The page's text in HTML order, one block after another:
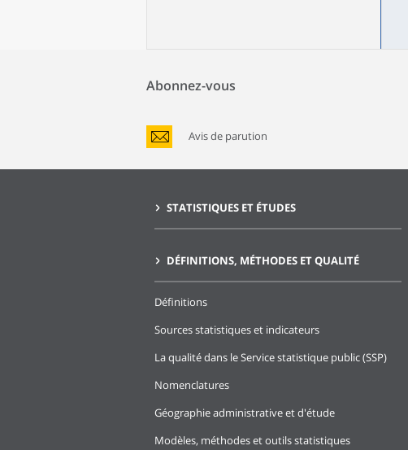
Abonnez-vous
Avis de parution
STATISTIQUES ET ÉTUDES
DÉFINITIONS, MÉTHODES ET QUALITÉ
Définitions
Sources statistiques et indicateurs
La qualité dans le Service statistique public (SSP)
Nomenclatures
Géographie administrative et d'étude
Modèles, méthodes et outils statistiques